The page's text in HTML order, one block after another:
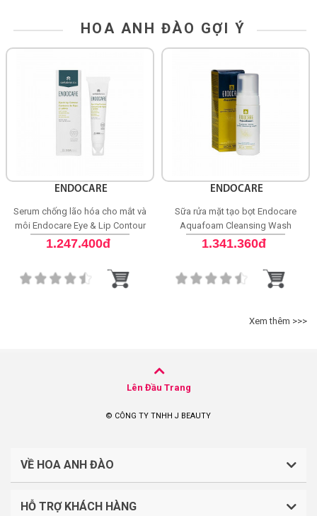
HOA ANH ĐÀO GỢI Ý
ENDOCARE
Serum chống lão hóa cho mắt và
môi Endocare Eye & Lip Contour
1.247.400đ
ENDOCARE
Sữa rửa mặt tạo bọt Endocare
Aquafoam Cleansing Wash
1.341.360đ
Xem thêm >>>
Lên Đầu Trang
© CÔNG TY TNHH J BEAUTY
VỀ HOA ANH ĐÀO
CÔNG TY TNHH J BEAUTY
HỖ TRỢ KHÁCH HÀNG